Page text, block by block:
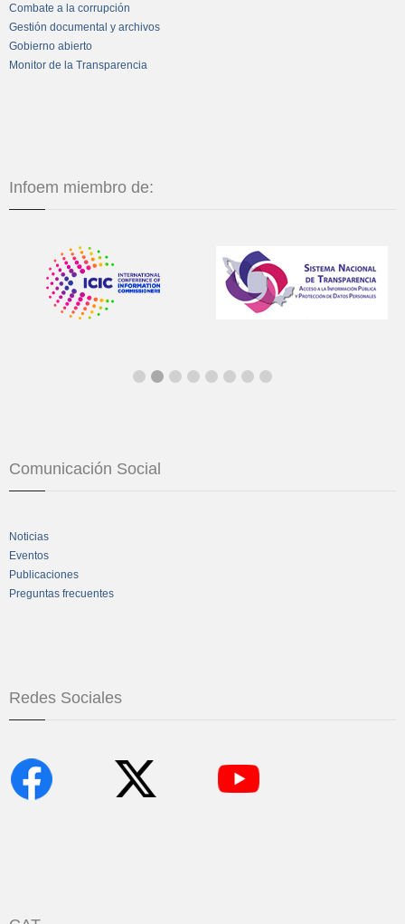
Combate a la corrupción
Gestión documental y archivos
Gobierno abierto
Monitor de la Transparencia
Infoem miembro de:
Comunicación Social
Noticias
Eventos
Publicaciones
Preguntas frecuentes
Redes Sociales